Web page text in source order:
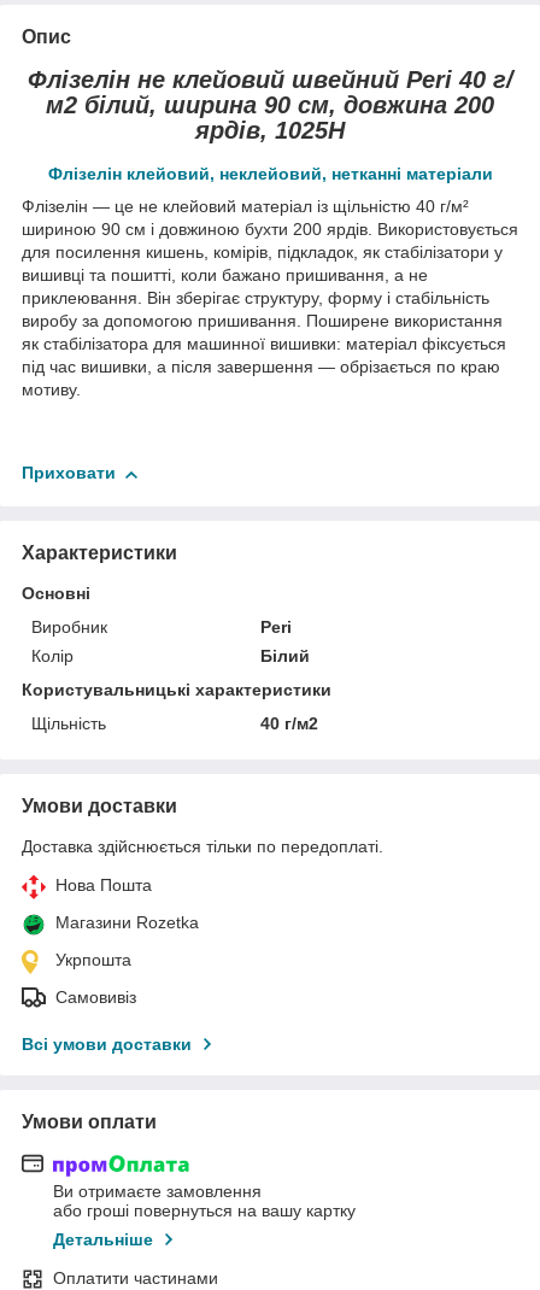
Опис
Флізелін не клейовий швейний Peri 40 г/
м2 білий, ширина 90 см, довжина 200
ярдів, 1025H
Флізелін клейовий, неклейовий, нетканні матеріали
Флізелін — це не клейовий матеріал із щільністю 40 г/м²
шириною 90 см і довжиною бухти 200 ярдів. Використовується
для посилення кишень, комірів, підкладок, як стабілізатори у
вишивці та пошитті, коли бажано пришивання, а не
приклеювання. Він зберігає структуру, форму і стабільність
виробу за допомогою пришивання. Поширене використання
як стабілізатора для машинної вишивки: матеріал фіксується
під час вишивки, а після завершення — обрізається по краю
мотиву.
Приховати
Характеристики
Основні
Виробник
Peri
Колір
Білий
Користувальницькі характеристики
Щільність
40 г/м2
Умови доставки
Доставка здійснюється тільки по передоплаті.
Нова Пошта
Магазини Rozetka
Укрпошта
Самовивіз
Всі умови доставки
Умови оплати
Ви отримаєте замовлення
або гроші повернуться на вашу картку
Детальніше
Оплатити частинами